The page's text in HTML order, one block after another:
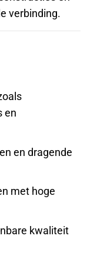
verbinding.
en
en dragende
met hoge
kwaliteit